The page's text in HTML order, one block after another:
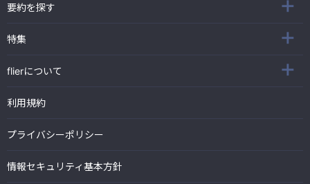
要約を探す
特集
flierについて
利用規約
プライバシーポリシー
情報セキュリティ基本方針